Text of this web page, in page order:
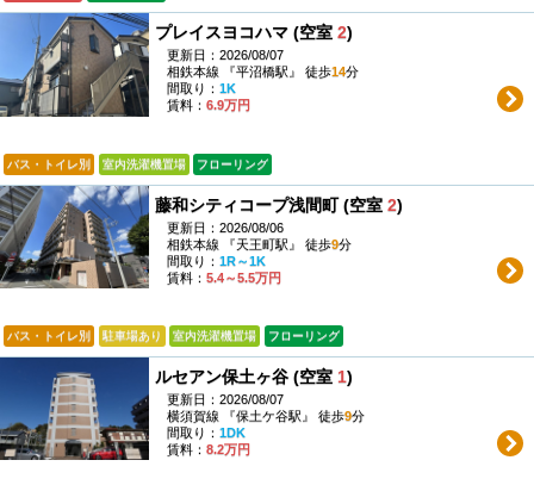
プレイスヨコハマ (空室 2)
更新日：2026/08/07
相鉄本線 『平沼橋駅』 徒歩14分
間取り： 1K
賃料： 6.9万円
バス・トイレ別 室内洗濯機置場 フローリング
藤和シティコープ浅間町 (空室 2)
更新日：2026/08/06
相鉄本線 『天王町駅』 徒歩9分
間取り： 1R～1K
賃料： 5.4～5.5万円
バス・トイレ別 駐車場あり 室内洗濯機置場 フローリング
ルセアン保土ヶ谷 (空室 1)
更新日：2026/08/07
横須賀線 『保土ケ谷駅』 徒歩9分
間取り： 1DK
賃料： 8.2万円